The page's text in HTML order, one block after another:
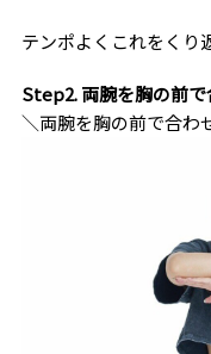
テンポよくこれをくり
Step2. 両腕を胸の前
＼両腕を胸の前で合わ